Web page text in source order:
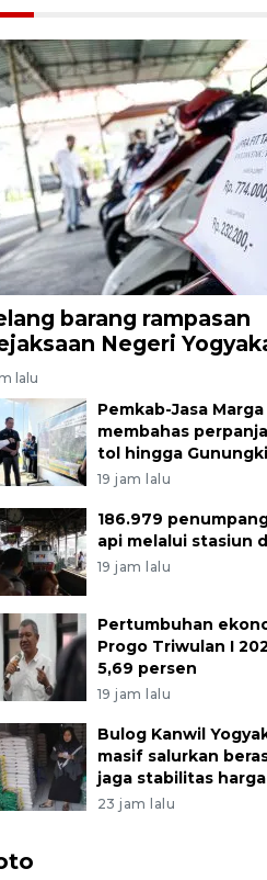
barang rampasan
Negeri
lalu
Pemkab-Jasa Marga
membahas
tol hingga
19 jam lalu
186.979
api melalui stasiun
19 jam lalu
Pertumbuhan
Progo Triwulan I
5,69 persen
19 jam lalu
Bulog Kanwil
masif salurkan
jaga stabilitas harga
23 jam lalu